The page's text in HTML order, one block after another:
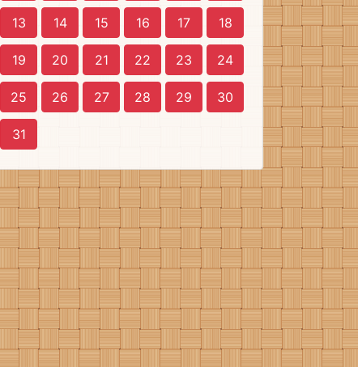
13 14 15 16 17 18
19 20 21 22 23 24
25 26 27 28 29 30
31